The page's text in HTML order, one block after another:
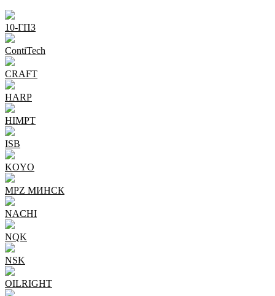
10-ГПЗ
ContiTech
CRAFT
HARP
HIMPT
ISB
KOYO
MPZ МИНСК
NACHI
NQK
NSK
OILRIGHT